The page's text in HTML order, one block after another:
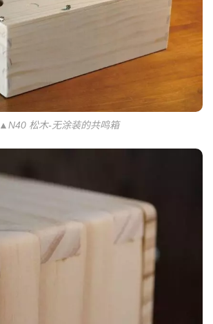
▲N40 松木-无涂装的共鸣箱